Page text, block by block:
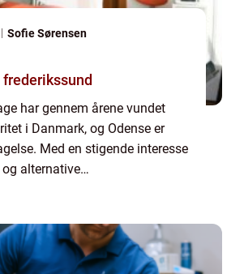
Sofie Sørensen
har gennem årene vundet
i Danmark, og Odense er
Med en stigende interesse
alternative